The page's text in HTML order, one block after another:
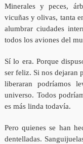
Minerales y peces,
vicuñas y olivas, tanta
alumbrar ciudades
todos los aviones del
Sí lo era. Porque
ser feliz. Si nos dejaran
liberaran podríamos
universo. Todos
es más linda todavía.
Pero quienes se han
dentelladas.